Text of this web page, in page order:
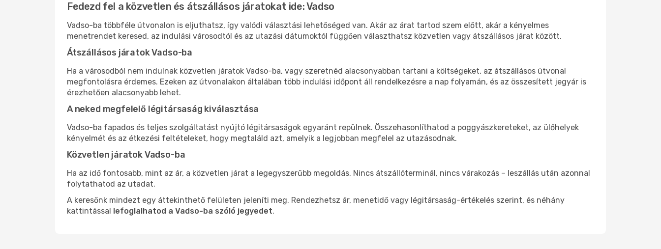
Fedezd fel a közvetlen és átszállásos járatokat ide: Vadso
Vadso-ba többféle útvonalon is eljuthatsz, így valódi választási lehetőséged van. Akár az árat tartod szem előtt, akár a kényelmes
menetrendet keresed, az indulási városodtól és az utazási dátumoktól függően választhatsz közvetlen vagy átszállásos járat között.
Átszállásos járatok Vadso-ba
Ha a városodból nem indulnak közvetlen járatok Vadso-ba, vagy szeretnéd alacsonyabban tartani a költségeket, az átszállásos útvonal
megfontolásra érdemes. Ezeken az útvonalakon általában több indulási időpont áll rendelkezésre a nap folyamán, és az összesített jegyár is
érezhetően alacsonyabb lehet.
A neked megfelelő légitársaság kiválasztása
Vadso-ba fapados és teljes szolgáltatást nyújtó légitársaságok egyaránt repülnek. Összehasonlíthatod a poggyászkereteket, az ülőhelyek
kényelmét és az étkezési feltételeket, hogy megtaláld azt, amelyik a legjobban megfelel az utazásodnak.
Közvetlen járatok Vadso-ba
Ha az idő fontosabb, mint az ár, a közvetlen járat a legegyszerűbb megoldás. Nincs átszállóterminál, nincs várakozás – leszállás után azonnal
folytathatod az utadat.
A keresőnk mindezt egy áttekinthető felületen jeleníti meg. Rendezhetsz ár, menetidő vagy légitársaság-értékelés szerint, és néhány
kattintással lefoglalhatod a Vadso-ba szóló jegyedet.